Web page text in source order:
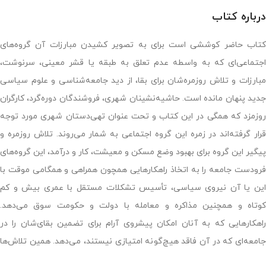
درباره کتاب
کتاب حاضر کوششی است برای به تصویر کشیدن مبارزات آن گروه‌های
اجتماعی‌ای که به واسطه عدم تعلق به طبقه یا قشر معینی، سرنوشت،
مبارزات و تلاش روزمره‌شان برای بقا، از دید جامعه‌شناسی و علوم سیاسی
جدید پنهان مانده است. حاشیه‌نشینان شهری، فروشندگان دوره‌گرد، کارگران
روزمزد که همگی در این کتاب و تحت عنوان تهی‌دستان شهری مورد توجه
قرار گرفته‌اند در زمره این گروه اجتماعی به شمار می‌روند. تلاش روزمره و
پیگیر این گروه برای بهبود وضع مسکن و معیشت، کار و درآمد، این گروه‌های
فرودست جامعه را به اتخاذ راهکارهایی همچون همراهی و همگامی موقت با
این یا آن نیروی سیاسی، تأسیس تشکلات مستقل با عمری بیش و کم
کوتاه و همچنین مذاکره و معامله با دولت و حکومت سوق می‌دهد.
راهکارهایی که به آنان امکان پیشروی آرام برای تضمین بقای‌شان را در
جامعه‌ای که در آن فاقد هیچ‌گونه امتیازی نیستند، می‌دهد. همین تلاش‌ها